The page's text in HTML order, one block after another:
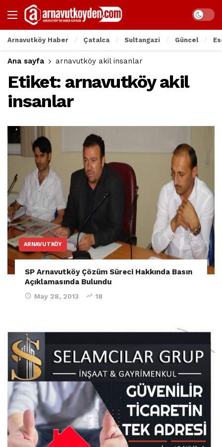
Arnavutköy Haber Çatalca Sultangazi Güncel
Ana sayfa arnavutköy akil insanlar
Etiket: arnavutköy akil
insanlar
ARNAVUTKÖY
SP Arnavutköy Çözüm Süreci Hakkında Basın
Açıklamasında Bulundu
May 28, 2013 18